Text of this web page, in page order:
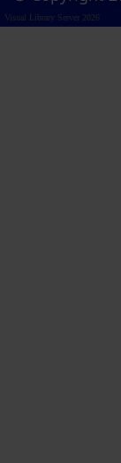
Visual Library Server 2026